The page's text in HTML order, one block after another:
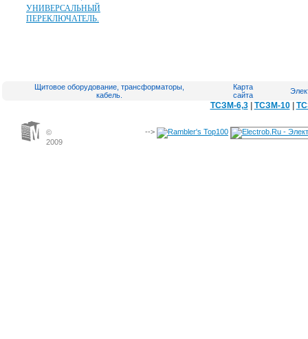
УНИВЕРСАЛЬНЫЙ
ПЕРЕКЛЮЧАТЕЛЬ.
Щитовое оборудование, трансформаторы,
кабель.
Карта
сайта
ТСЗМ-6,3 ТСЗМ-10|
©
2009
-->